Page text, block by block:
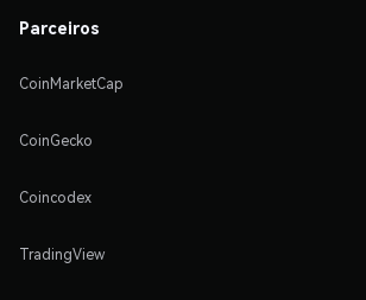
Parceiros
CoinMarketCap
CoinGecko
Coincodex
TradingView